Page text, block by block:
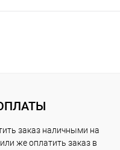
заказ наличными на
же оплатить заказ в